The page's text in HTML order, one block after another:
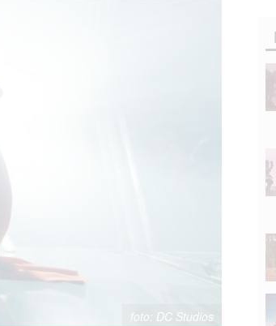
DC Studios